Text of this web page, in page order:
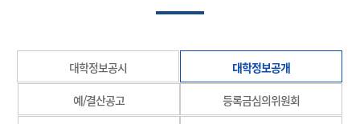
대학정보공시 대학정보공개
예/결산공고 등록금심의위원회